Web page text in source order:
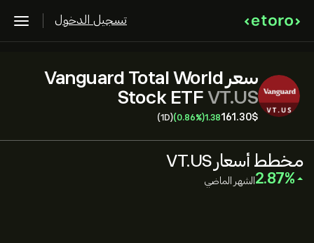
تسجيل الدخول
سعر Vanguard Total World
Stock ETF VT.US
161.30‎$‎
1.38
(0.86%)
(1D)
مخطط أسعار VT.US
‎2.87‎ الشهر الماضي